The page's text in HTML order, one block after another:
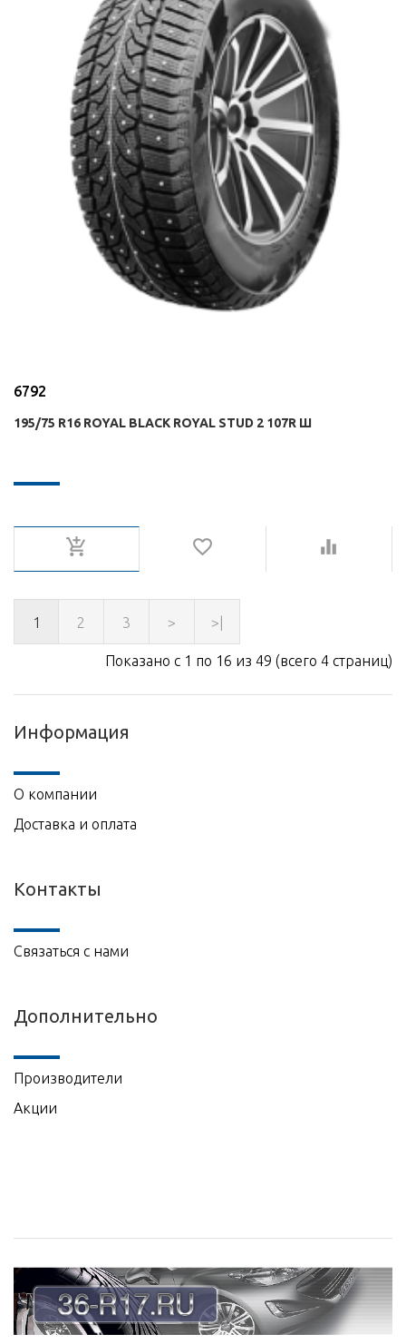
6792
195/75 R16 ROYAL BLACK ROYAL STUD 2 107R Ш
1 2 3 > >|
Показано с 1 по 16 из 49 (всего 4 страниц)
Информация
О компании
Доставка и оплата
Контакты
Связаться с нами
Дополнительно
Производители
Акции